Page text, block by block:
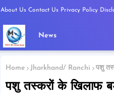
About Us Contact Us Privacy Policy
News
Home Jharkhand/ Ranchi पशु
पशु तस्करों के खिलाफ